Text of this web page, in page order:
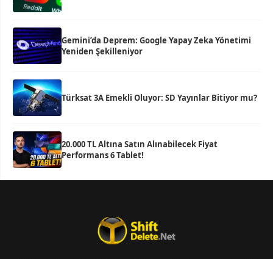
Gemini’da Deprem: Google Yapay Zeka Yönetimi
Yeniden Şekilleniyor
Türksat 3A Emekli Oluyor: SD Yayınlar Bitiyor mu?
20.000 TL Altına Satın Alınabilecek Fiyat
Performans 6 Tablet!